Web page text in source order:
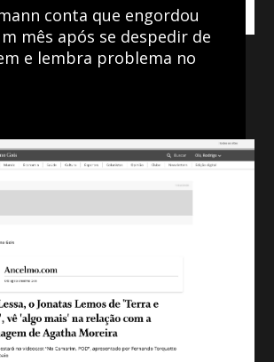
conta que engordou
mês após se despedir de
e lembra problema no